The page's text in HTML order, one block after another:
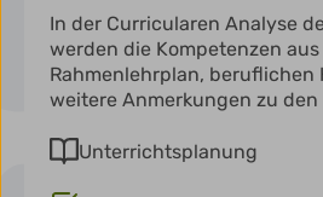
In der Curricularen Analyse
werden die Kompetenzen aus
Rahmenlehrplan, beruflichen
weitere Anmerkungen zu den
Unterrichtsplanung